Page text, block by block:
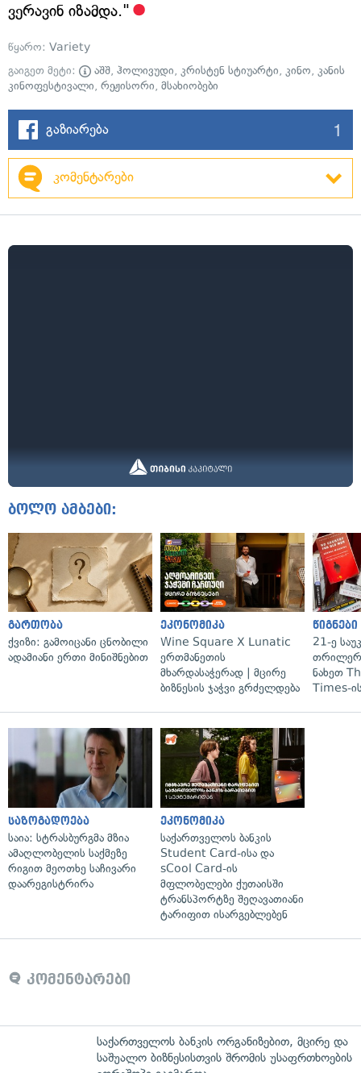
ვერავინ იზამდა."
წყარო: Variety
გაიგეთ მეტი:
აშშ, ჰოლივუდი, კრისტენ სტიუარტი, კინო, კანის
კინოფესტივალი, რეჟისორი, მსახიობები
გაზიარება 1
კომენტარები
ბოლო ამბები:
გართობა
ქვიზი: გამოიცანი ცნობილი
ადამიანი ერთი მინიშნებით
ეკონომიკა
Wine Square X Lunatic
ერთმანეთის
მხარდასაჭერად | მცირე
ბიზნესის ჯაჭვი გრძელდება
წიგნები
21-ე
ნახეთ
Times-
საზოგადოება
საია: სტრასბურგმა მზია
ამაღლობელის საქმეზე
რიგით მეოთხე საჩივარი
დაარეგისტრირა
ეკონომიკა
საქართველოს ბანკის
Student Card-ისა და
sCool Card-ის
მფლობელები ქუთაისში
ტრანსპორტზე შეღავათიანი
ტარიფით ისარგებლებენ
კომენტარები
საქართველოს ბანკის ორგანიზებით, მცირე და
საშუალო ბიზნესისთვის შრომის უსაფრთხოების